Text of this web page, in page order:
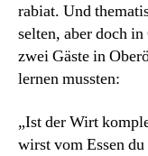
rabiat. Und
selten, aber doch
zwei Gäste in
lernen mussten:
„Ist der Wirt
wirst vom Essen